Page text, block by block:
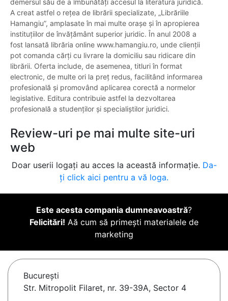
demersul său de a îmbunătăți accesul la literatura juridică.
A creat astfel o rețea de librării specializate, „Librăriile
Hamangiu”, amplasate în mai multe orașe și în apropierea
instituțiilor de învățământ superior juridic. În anul 2008 a
fost lansată librăria online www.hamangiu.ro, unde clienții
pot comanda cărți cu livrare la domiciliu sau ridicare din
librării. Oferta include, de asemenea, titluri în format
electronic, de multe ori la preț redus, facilitând informarea
profesională și promovând aplicarea corectă a normelor
legislative. Editura contribuie astfel la dezvoltarea
profesională a studenților și specialiștilor juridici.
Review-uri pe mai multe site-uri
web
Doar userii logați au acces la această informație. Da-
ți click aici pentru a vă loga.
Este acesta compania dumneavoastră?
Felicitări! Aă cum să primești materialele de
marketing
Bucureşti
Str. Mitropolit Filaret, nr. 39-39A, Sector 4